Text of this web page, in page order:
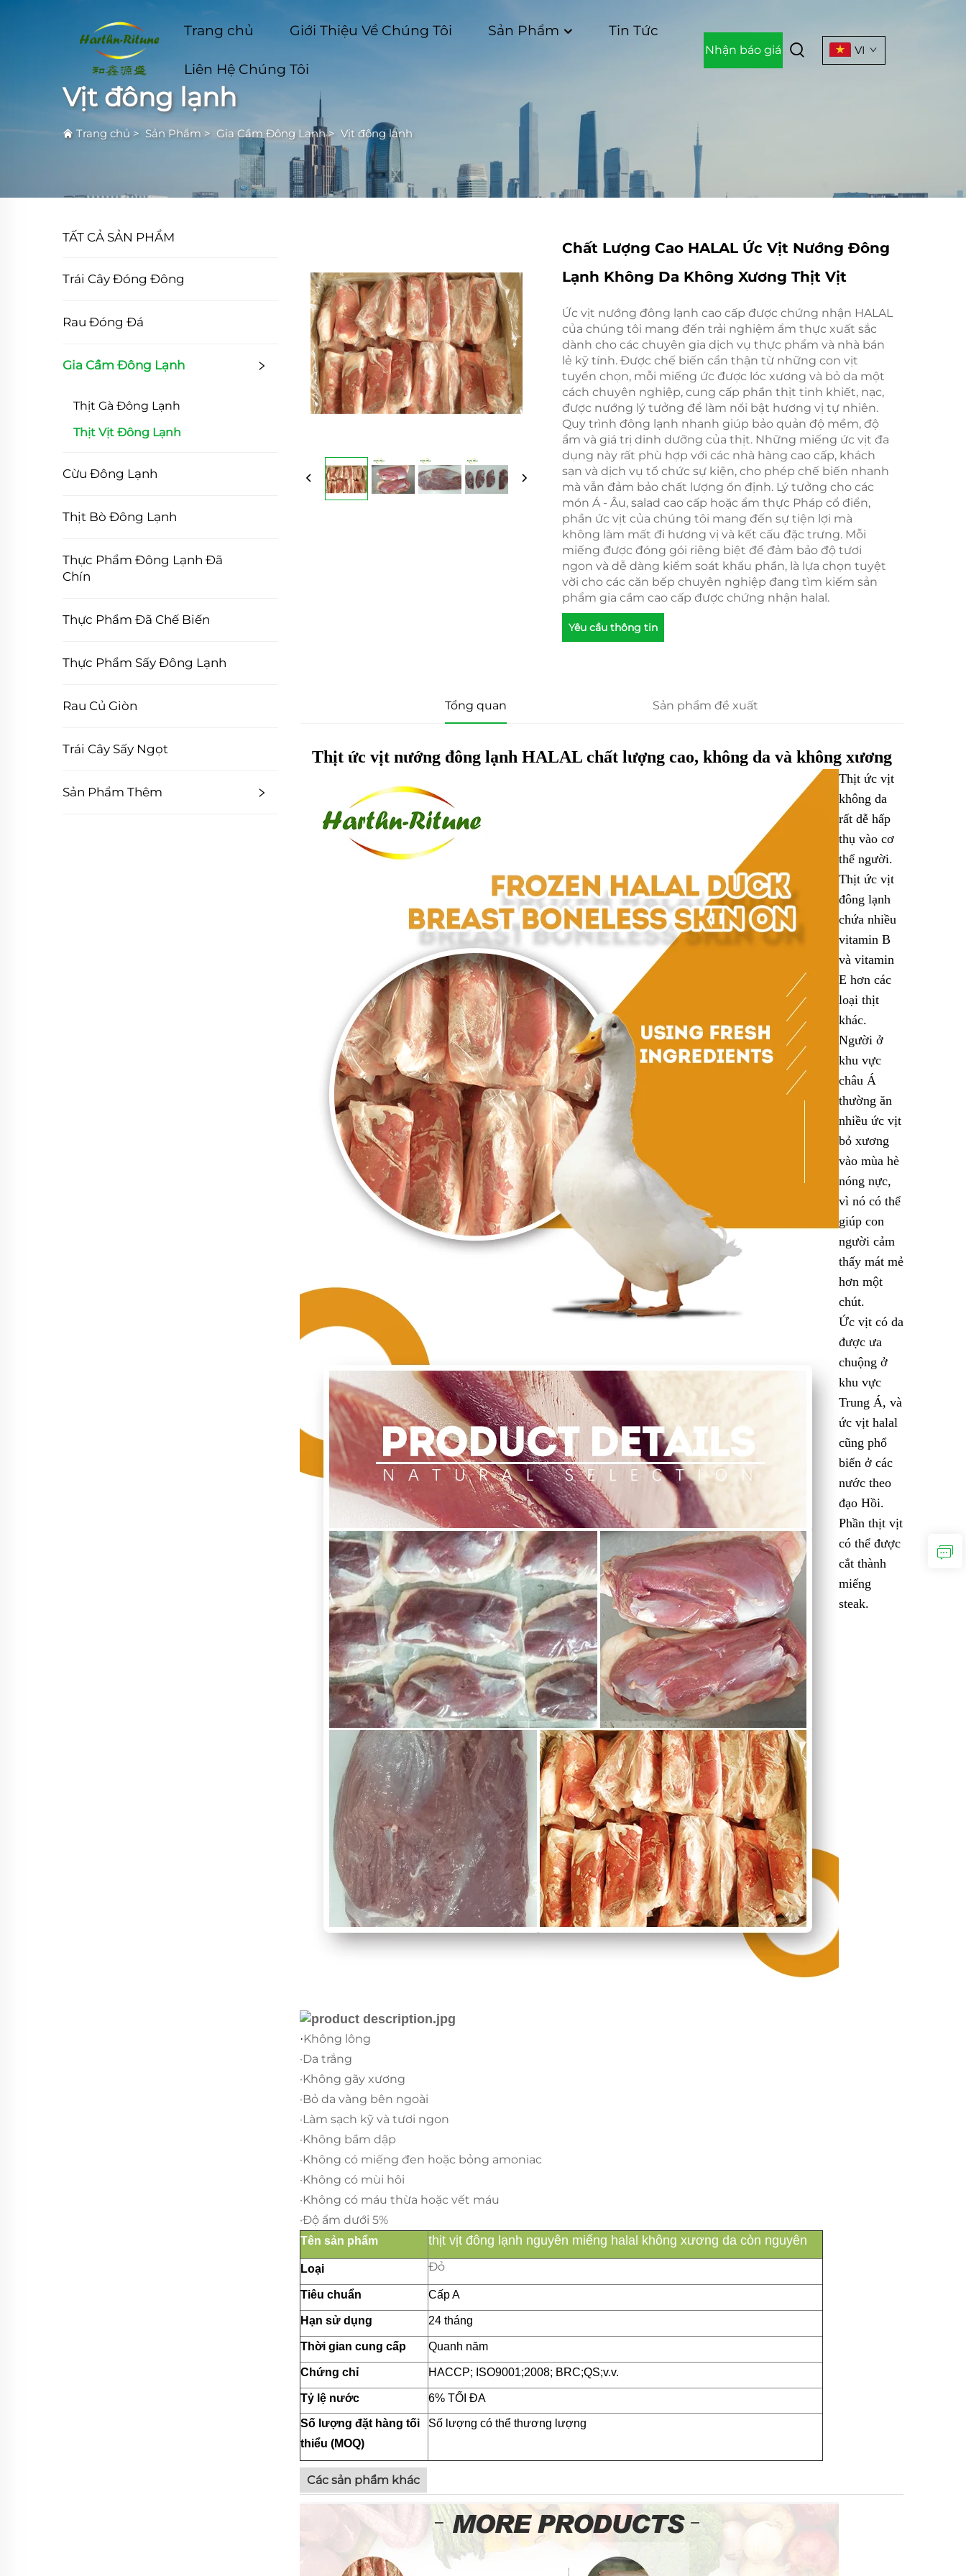
Trang chủ Giới Thiệu Về Chúng Tôi Sản Phẩm Tin Tức
Liên Hệ Chúng Tôi
Nhận báo giá VI
Vịt đông lạnh
Trang chủ > Sản Phẩm > Gia Cầm Đông Lạnh> Vịt đông lạnh
TẤT CẢ SẢN PHẨM
Trái Cây Đóng Đông
Rau Đóng Đá
Gia Cầm Đông Lạnh
Thịt Gà Đông Lạnh
Thịt Vịt Đông Lạnh
Cừu Đông Lạnh
Thịt Bò Đông Lạnh
Thực Phẩm Đông Lạnh Đã
Chín
Thực Phẩm Đã Chế Biến
Thực Phẩm Sấy Đông Lạnh
Rau Củ Giòn
Trái Cây Sấy Ngọt
Sản Phẩm Thêm
Chất Lượng Cao HALAL Ức Vịt Nướng Đông
Lạnh Không Da Không Xương Thịt Vịt
Ức vịt nướng đông lạnh cao cấp được chứng nhận HALAL
của chúng tôi mang đến trải nghiệm ẩm thực xuất sắc
dành cho các chuyên gia dịch vụ thực phẩm và nhà bán
lẻ kỹ tính. Được chế biến cẩn thận từ những con vịt
tuyển chọn, mỗi miếng ức được lóc xương và bỏ da một
cách chuyên nghiệp, cung cấp phần thịt tinh khiết, nạc,
được nướng lý tưởng để làm nổi bật hương vị tự nhiên.
Quy trình đông lạnh nhanh giúp bảo quản độ mềm, độ
ẩm và giá trị dinh dưỡng của thịt. Những miếng ức vịt đa
dụng này rất phù hợp với các nhà hàng cao cấp, khách
sạn và dịch vụ tổ chức sự kiện, cho phép chế biến nhanh
mà vẫn đảm bảo chất lượng ổn định. Lý tưởng cho các
món Á - Âu, salad cao cấp hoặc ẩm thực Pháp cổ điển,
phần ức vịt của chúng tôi mang đến sự tiện lợi mà
không làm mất đi hương vị và kết cấu đặc trưng. Mỗi
miếng được đóng gói riêng biệt để đảm bảo độ tươi
ngon và dễ dàng kiểm soát khẩu phần, là lựa chọn tuyệt
vời cho các căn bếp chuyên nghiệp đang tìm kiếm sản
phẩm gia cầm cao cấp được chứng nhận halal.
Yêu cầu thông tin
Tổng quan Sản phẩm đề xuất
Thịt ức vịt nướng đông lạnh HALAL chất lượng cao, không da và không xương
Thịt ức vịt
không da
rất dễ hấp
thụ vào cơ
thể người.
Thịt ức vịt
đông lạnh
chứa nhiều
vitamin B
và vitamin
E hơn các
loại thịt
khác.
Người ở
khu vực
châu Á
thường ăn
nhiều ức vịt
bỏ xương
vào mùa hè
nóng nực,
vì nó có thể
giúp con
người cảm
thấy mát mẻ
hơn một
chút.
Ức vịt có da
được ưa
chuộng ở
khu vực
Trung Á, và
ức vịt halal
cũng phổ
biến ở các
nước theo
đạo Hồi.
Phần thịt vịt
có thể được
cắt thành
miếng
steak.
·Không lông
·Da trắng
·Không gãy xương
·Bỏ da vàng bên ngoài
·Làm sạch kỹ và tươi ngon
·Không bầm dập
·Không có miếng đen hoặc bỏng amoniac
·Không có mùi hôi
·Không có máu thừa hoặc vết máu
·Độ ẩm dưới 5%
Tên sản phẩm thịt vịt đông lạnh nguyên miếng halal không xương da còn nguyên
Loại Đỏ
Tiêu chuẩn Cấp A
Hạn sử dụng 24 tháng
Thời gian cung cấp Quanh năm
Chứng chỉ HACCP; ISO9001;2008; BRC;QS;v.v.
Tỷ lệ nước 6% TỐI ĐA
Số lượng đặt hàng tối
thiểu (MOQ)
Số lượng có thể thương lượng
Các sản phẩm khác